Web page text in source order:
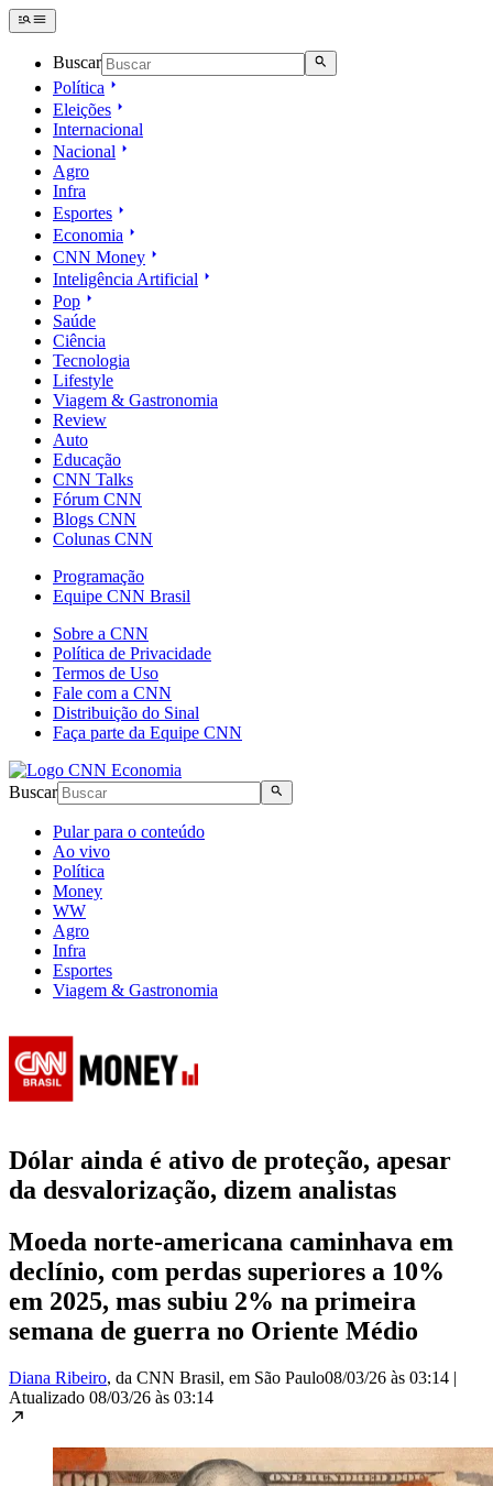
Buscar
Política
Eleições
Internacional
Nacional
Agro
Infra
Esportes
Economia
CNN Money
Inteligência Artificial
Pop
Saúde
Ciência
Tecnologia
Lifestyle
Viagem & Gastronomia
Review
Auto
Educação
CNN Talks
Fórum CNN
Blogs CNN
Colunas CNN
Programação
Equipe CNN Brasil
Sobre a CNN
Política de Privacidade
Termos de Uso
Fale com a CNN
Distribuição do Sinal
Faça parte da Equipe CNN
Buscar
Pular para o conteúdo
Ao vivo
Política
Money
WW
Agro
Infra
Esportes
Viagem & Gastronomia
Dólar ainda é ativo de proteção, apesar
da desvalorização, dizem analistas
Moeda norte-americana caminhava em
declínio, com perdas superiores a 10%
em 2025, mas subiu 2% na primeira
semana de guerra no Oriente Médio
Diana Ribeiro, da CNN Brasil, em São Paulo08/03/26 às 03:14 |
Atualizado 08/03/26 às 03:14